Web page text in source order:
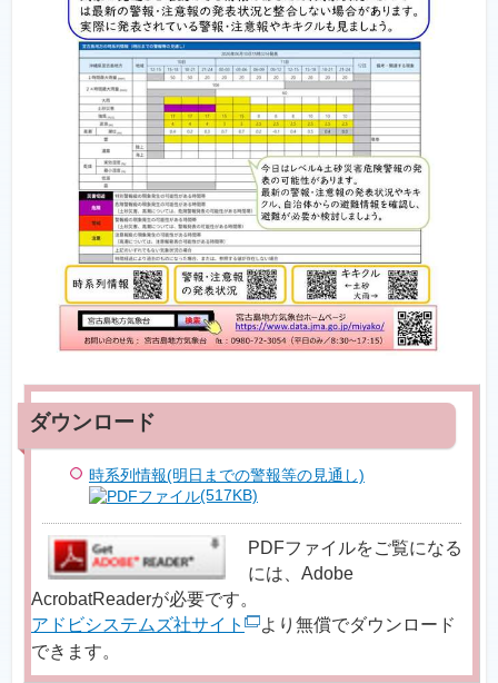
時系列情報(明日までの警報等の見通し)
(517KB)
PDFファイルをご覧になる
には、Adobe
AcrobatReaderが必要です。
アドビシステムズ社サイト
より無償でダウンロード
できます。